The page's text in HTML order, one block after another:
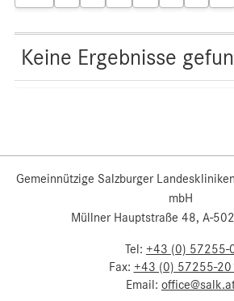
Keine Ergebnisse
Gemeinnützige Salzburger
mbH
Müllner Hauptstraße 48, A-
Tel: +43 (0) 57255-
Fax: +43 (0) 57255-
Email: